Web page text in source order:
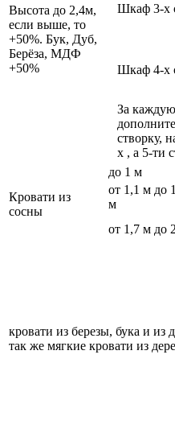
Высота до 2,4м,
если выше, то
+50%. Бук, Дуб,
Берёза, МДФ
+50%
Шкаф 3-х
Шкаф 4-х
За каждую
створку,
х , а 5-ти
Кровати из
сосны
до 1 м
от 1,1 м до
м
от 1,7 м до
кровати из березы, бука и из
так же мягкие кровати из